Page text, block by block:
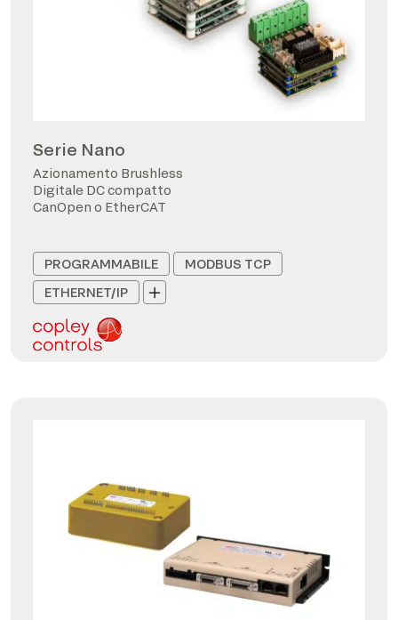
Serie Nano
Azionamento Brushless
Digitale DC compatto
CanOpen o EtherCAT
PROGRAMMABILE
MODBUS TCP
ETHERNET/IP